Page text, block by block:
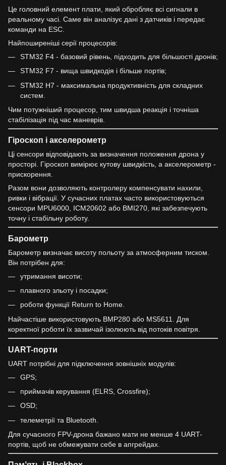
Це головний елемент плати, який обробляє всі сигнали в
реальному часі. Саме він аналізує дані з датчиків і передає
команди на ESC.
Найпоширеніші серії процесорів:
STM32 F4 - базовий рівень, підходить для більшості дронів;
STM32 F7 - вища швидкодія і більше портів;
STM32 H7 - максимальна продуктивність для складних
систем.
Чим потужніший процесор, тим швидша реакція і точніша
стабілізація під час маневрів.
Гіроскоп і акселерометр
Ці сенсори відповідають за визначення положення дрона у
просторі. Гіроскоп вимірює кутову швидкість, а акселерометр -
прискорення.
Разом вони дозволяють контролеру компенсувати нахили,
ривки і вібрації. У сучасних платах часто використовуються
сенсори MPU6000, ICM20602 або BMI270, які забезпечують
точну і стабільну роботу.
Барометр
Барометр визначає висоту польоту за атмосферним тиском.
Він потрібен для:
утримання висоти;
плавного зльоту і посадки;
роботи функції Return to Home.
Найчастіше використовують BMP280 або MS5611. Для
коректної роботи їх зазвичай ізолюють від потоків повітря.
UART-порти
UART потрібні для підключення зовнішніх модулів:
GPS;
приймачів керування (ELRS, Crossfire);
OSD;
телеметрії та Bluetooth.
Для сучасного FPV-дрона бажано мати не менше 4 UART-
портів, щоб не обмежувати себе в апгрейдах.